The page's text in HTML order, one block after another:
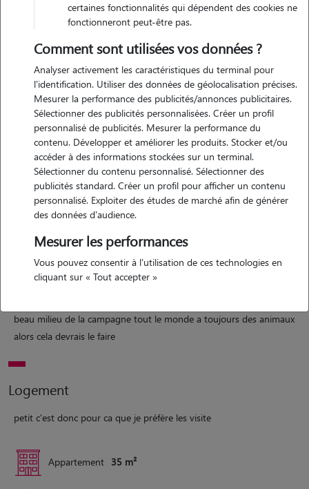
Motivation
j'adore les animaux, et ca change de la garde d'enfants, j'aime bien
me balader et prendre soins de ces petites boules de poils, je suis
apte a gérer un animal et y faire attention. je fait toujours attention
au besoin de l'animal.
Expérience
j'ai toujours eu des animaux de compagnie depuis ma naissance alors
je sais plutôt bien m'en occuper. j'ai eu des chiens, des chats, des
beau milieu de la campagne tout le monde a toujours des animaux
alors cela devrais le faire
Logement
petit c'est donc pour ca que je préfère les visite
Appartement 35 m²
certaines fonctionnalités qui dépendent des cookies ne
fonctionneront peut-être pas.
Comment sont utilisées vos données ?
Analyser activement les caractéristiques du terminal pour
l'identification. Utiliser des données de géolocalisation précises.
Mesurer la performance des publicités/annonces publicitaires.
Sélectionner des publicités personnalisées. Créer un profil
personnalisé de publicités. Mesurer la performance du
contenu. Développer et améliorer les produits. Stocker et/ou
accéder à des informations stockées sur un terminal.
Sélectionner du contenu personnalisé. Sélectionner des
publicités standard. Créer un profil pour afficher un contenu
personnalisé. Exploiter des études de marché afin de générer
des données d'audience.
Mesurer les performances
Vous pouvez consentir à l'utilisation de ces technologies en
cliquant sur « Tout accepter »